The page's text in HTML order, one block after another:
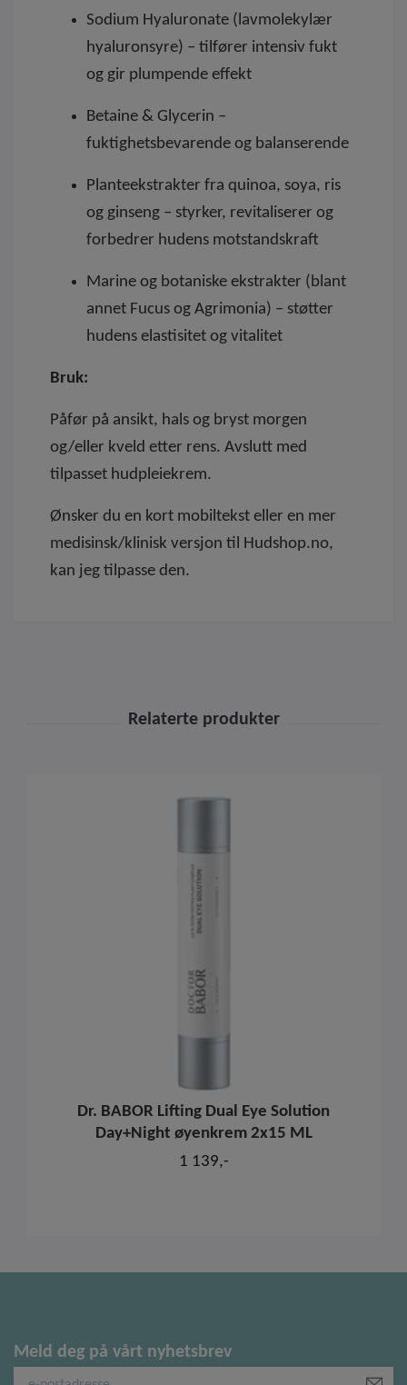
Sodium Hyaluronate (lavmolekylær
hyaluronsyre) – tilfører intensiv fukt
og gir plumpende effekt
Betaine & Glycerin –
fuktighetsbevarende og balanserende
Planteekstrakter fra quinoa, soya, ris
og ginseng – styrker, revitaliserer og
forbedrer hudens motstandskraft
Marine og botaniske ekstrakter (blant
annet Fucus og Agrimonia) – støtter
hudens elastisitet og vitalitet
Bruk:
Påfør på ansikt, hals og bryst morgen
og/eller kveld etter rens. Avslutt med
tilpasset hudpleiekrem.
Ønsker du en kort mobiltekst eller en mer
medisinsk/klinisk versjon til Hudshop.no,
kan jeg tilpasse den.
Dr. BABOR Lifting Dual Eye Solution
Day+Night øyenkrem 2x15 ML
1 139,-
Meld deg på vårt nyhetsbrev